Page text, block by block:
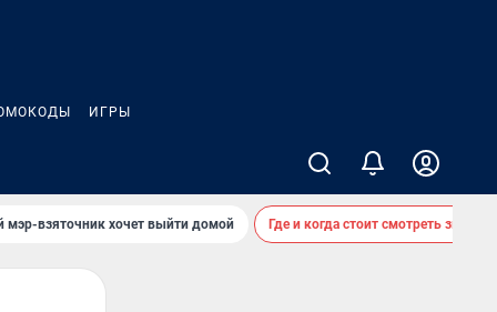
ИГРЫ
мэр-взяточник хочет выйти домой Где и когда стоит смотреть